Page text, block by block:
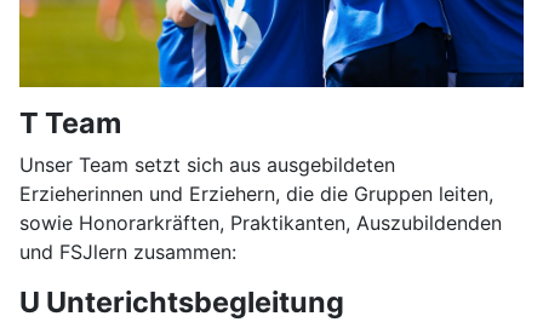
T Team
Unser Team setzt sich aus ausgebildeten
Erzieherinnen und Erziehern, die die Gruppen leiten,
sowie Honorarkräften, Praktikanten, Auszubildenden
und FSJlern zusammen:
U Unterichtsbegleitung